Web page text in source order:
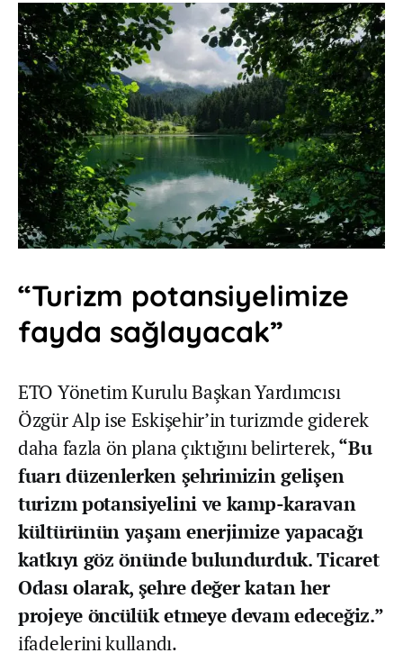
“Turizm potansiyelimize
fayda sağlayacak”
ETO Yönetim Kurulu Başkan Yardımcısı
Özgür Alp ise Eskişehir’in turizmde giderek
daha fazla ön plana çıktığını belirterek,“Bu
fuarı düzenlerken şehrimizin gelişen
turizm potansiyelini ve kamp-karavan
kültürünün yaşam enerjimize yapacağı
katkıyı göz önünde bulundurduk. Ticaret
Odası olarak, şehre değer katan her
projeye öncülük etmeye devam edeceğiz.”
ifadelerini kullandı.